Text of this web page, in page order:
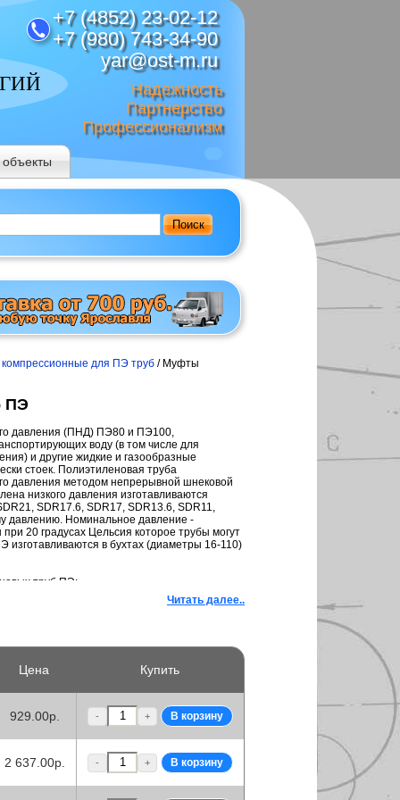
+7 (4852) 23-02-12
+7 (980) 743-34-90
yar@ost-m.ru
Надежность
Партнерство
Профессионализм
Поиск
компрессионные для ПЭ труб / Муфты
ПЭ
давления (ПНД) ПЭ80 и ПЭ100,
воду (в том числе для
и другие жидкие и газообразные
стоек. Полиэтиленовая труба
давления методом непрерывной шнековой
низкого давления изготавливаются
SDR17.6, SDR17, SDR13.6, SDR11,
давлению. Номинальное давление -
20 градусах Цельсия которое трубы могут
изготавливаются в бухтах (диаметры 16-110)
труб ПЭ:
и поэтому почти не нуждаются в
тепловые потери и уменьшающая
трубопровода при замерзании жидкости
увеличивается в диаметре, приобретая
облегчает монтажные работы, особенно в
вследствие сравнительно низкого
Читать далее..
Цена Купить
929.00р. - +
2 637.00р. - +